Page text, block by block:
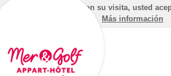
Al continuar con su visita, usted
Más información